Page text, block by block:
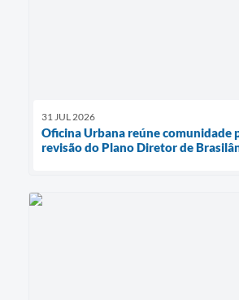
31 JUL 2026
Oficina Urbana reúne comunidade
revisão do Plano Diretor de